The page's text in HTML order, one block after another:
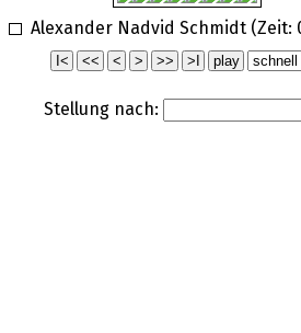
Alexander Nadvid Schmidt (Zeit:
Stellung nach: